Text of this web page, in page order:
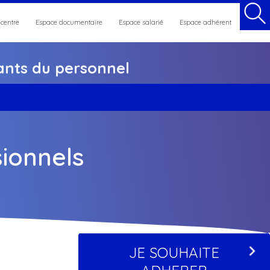
Espace documentaire Espace salarié Espace adhérent
du personnel
JE SOUHAITE